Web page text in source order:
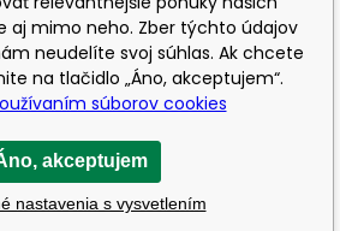
aj mimo neho. Zber týchto údajov
neudelíte svoj súhlas. Ak chcete
na tlačidlo „Áno, akceptujem“.
súborov cookies
akceptujem
nastavenia s vysvetlením